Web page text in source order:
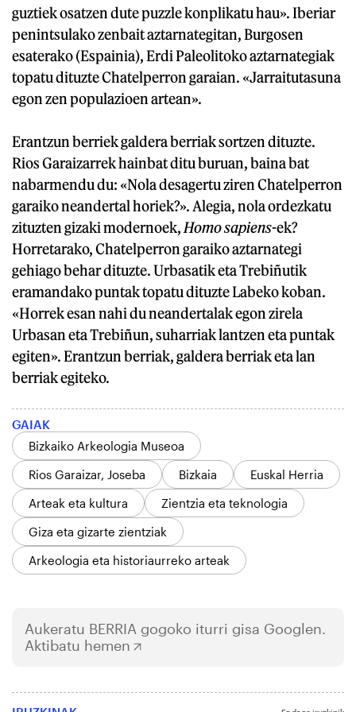
guztiek osatzen dute puzzle konplikatu hau». Iberiar
penintsulako zenbait aztarnategitan, Burgosen
esaterako (Espainia), Erdi Paleolitoko aztarnategiak
topatu dituzte Chatelperron garaian. «Jarraitutasuna
egon zen populazioen artean».
Erantzun berriek galdera berriak sortzen dituzte.
Rios Garaizarrek hainbat ditu buruan, baina bat
nabarmendu du: «Nola desagertu ziren Chatelperron
garaiko neandertal horiek?». Alegia, nola ordezkatu
zituzten gizaki modernoek, Homo sapiens-ek?
Horretarako, Chatelperron garaiko aztarnategi
gehiago behar dituzte. Urbasatik eta Trebiñutik
eramandako puntak topatu dituzte Labeko koban.
«Horrek esan nahi du neandertalak egon zirela
Urbasan eta Trebiñun, suharriak lantzen eta puntak
egiten». Erantzun berriak, galdera berriak eta lan
berriak egiteko.
GAIAK
Bizkaiko Arkeologia Museoa
Rios Garaizar, Joseba
Bizkaia
Euskal Herria
Arteak eta kultura
Zientzia eta teknologia
Giza eta gizarte zientziak
Arkeologia eta historiaurreko arteak
Aukeratu BERRIA gogoko iturri gisa Googlen.
Aktibatu hemen